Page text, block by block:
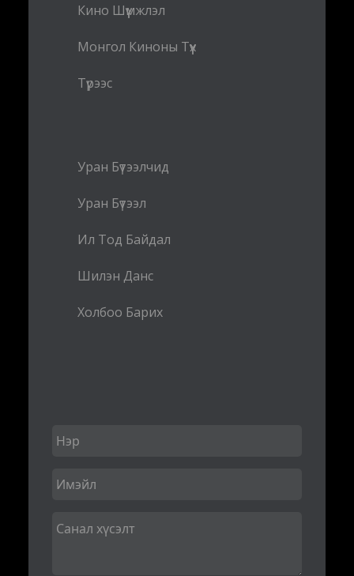
Кино Шүүмжлэл
Монгол Киноны Түүх
Түрээс
Уран Бүтээлчид
Уран Бүтээл
Ил Тод Байдал
Шилэн Данс
Холбоо Барих